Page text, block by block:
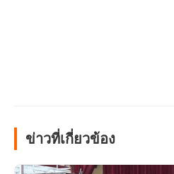
ข่าวที่เกี่ยวข้อง